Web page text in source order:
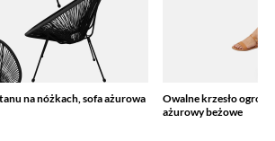
na nóżkach, sofa ażurowa
Owalne krzesło
ażurowy beżowe